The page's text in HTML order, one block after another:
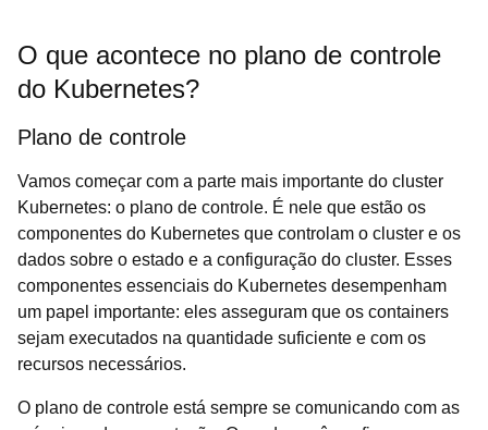
O que acontece no plano de controle
do Kubernetes?
Plano de controle
Vamos começar com a parte mais importante do cluster
Kubernetes: o plano de controle. É nele que estão os
componentes do Kubernetes que controlam o cluster e os
dados sobre o estado e a configuração do cluster. Esses
componentes essenciais do Kubernetes desempenham
um papel importante: eles asseguram que os containers
sejam executados na quantidade suficiente e com os
recursos necessários.
O plano de controle está sempre se comunicando com as